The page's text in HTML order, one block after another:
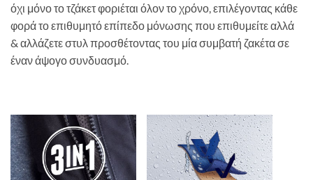
όχι μόνο το τζάκετ φοριέται όλον το χρόνο, επιλέγοντας κάθε
φορά το επιθυμητό επίπεδο μόνωσης που επιθυμείτε αλλά
& αλλάζετε στυλ προσθέτοντας του μία συμβατή ζακέτα σε
έναν άψογο συνδυασμό.